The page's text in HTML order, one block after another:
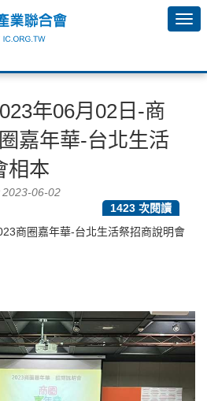
年06月02日-商
嘉年華-台北生活
相本
2023-06-02
1423 次閱讀
商圈嘉年華-台北生活祭招商說明會